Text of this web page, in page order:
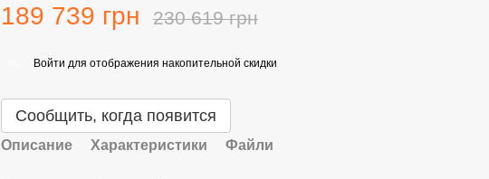
189 739 грн 230 619 грн
Войти для отображения накопительной скидки
Сообщить, когда появится
Описание Характеристики Файли